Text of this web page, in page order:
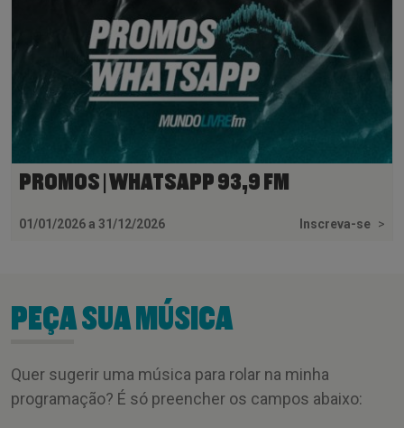
PROMOS | WHATSAPP 93,9 FM
01/01/2026 a 31/12/2026 Inscreva-se >
PEÇA SUA MÚSICA
Quer sugerir uma música para rolar na minha
programação? É só preencher os campos abaixo: